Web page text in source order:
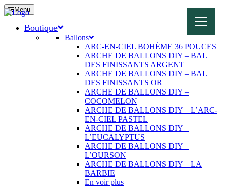
Menu
Boutique
Ballons
ARC-EN-CIEL BOHÈME 36 POUCES
ARCHE DE BALLONS DIY – BAL
DES FINISSANTS ARGENT
ARCHE DE BALLONS DIY – BAL
DES FINISSANTS OR
ARCHE DE BALLONS DIY –
COCOMELON
ARCHE DE BALLONS DIY – L’ARC-
EN-CIEL PASTEL
ARCHE DE BALLONS DIY –
L’EUCALYPTUS
ARCHE DE BALLONS DIY –
L’OURSON
ARCHE DE BALLONS DIY – LA
BARBIE
En voir plus